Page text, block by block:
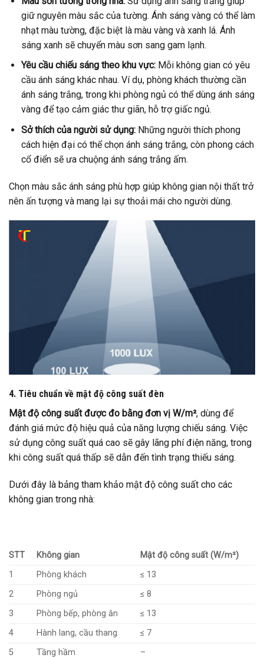
giữ nguyên màu sắc của tường. Ánh sáng vàng có thể làm
nhạt màu tường, đặc biệt là màu vàng và xanh lá. Ánh
sáng xanh sẽ chuyển màu sơn sang gam lạnh.
Yêu cầu chiếu sáng theo khu vực: Mỗi không gian có yêu
cầu ánh sáng khác nhau. Ví dụ, phòng khách thường cần
ánh sáng trắng, trong khi phòng ngủ có thể dùng ánh sáng
vàng để tạo cảm giác thư giãn, hỗ trợ giấc ngủ.
Sở thích của người sử dụng:Những người thích phong
cách hiện đại có thể chọn ánh sáng trắng, còn phong cách
cổ điển sẽ ưa chuộng ánh sáng trắng ấm.
Chọn màu sắc ánh sáng phù hợp giúp không gian nội thất trở
nên ấn tượng và mang lại sự thoải mái cho người dùng.
4. Tiêu chuẩn về mật độ công suất đèn
Mật độ công suất được đo bằng đơn vị W/m², dùng để
đánh giá mức độ hiệu quả của năng lượng chiếu sáng. Việc
sử dụng công suất quá cao sẽ gây lãng phí điện năng, trong
khi công suất quá thấp sẽ dẫn đến tình trạng thiếu sáng.
Dưới đây là bảng tham khảo mật độ công suất cho các
không gian trong nhà:
STT Không gian
Mật độ công suất (W/m²)
1
Phòng khách
≤ 13
2
Phòng ngủ
≤ 8
3
Phòng bếp, phòng ăn
≤ 13
4
Hành lang, cầu thang
≤ 7
5
Tầng hầm –